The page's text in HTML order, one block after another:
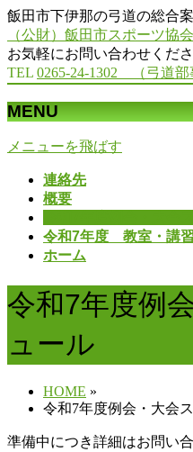
飯田市下伊那の弓道の総合
（公財）飯田市スポーツ協
お気軽にお問い合わせくだ
TEL 0265-24-1302 （弓道部
MENU
メニューを飛ばす
連絡先
概要
令和7年度 教室・講
ホーム
令和7年度例
ュール
HOME »
令和7年度例会・大会
準備中につき詳細はお問い